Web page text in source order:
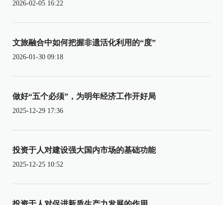
2026-02-05 16:22
文旅融合中如何把握非遗活化利用的“度”
2026-01-30 09:18
做好“五个必须”，为明年经济工作开好局
2025-12-29 17:36
投资于人对建设强大国内市场的基础功能
2025-12-25 10:52